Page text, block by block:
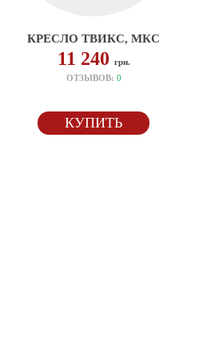
КРЕСЛО ТВИКС, МКС
11 240 грн.
ОТЗЫВОВ: 0
КУПИТЬ